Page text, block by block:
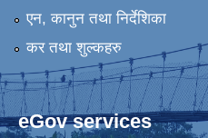
एन, कानुन तथा निर्देशिका
कर तथा शुल्कहरु
eGov services